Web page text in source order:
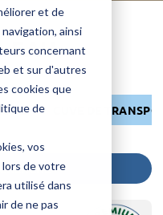
et de
ainsi
concernant
et sur d'autres
cookies que
de
vos
de votre
utilisé dans
de ne pas
EAU
L CUVE DE